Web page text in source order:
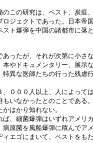
この研究は、ペスト、炭疽
ジェクトであった。日本帝
ト爆弾を中国の諸都市に落
ったが、それが次第に小さ
やドキュメンタリー、展示
異な医師たちの行った残虐
０００人以上、人によって
いなかったとのことである
はかり知れない。
、細菌爆弾はいずれアメリ
原菌を風船爆弾に積んでア
エゴにまいて、ペストをも